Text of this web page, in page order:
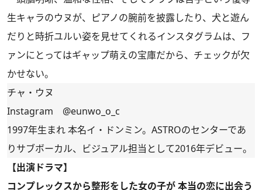
生キャラのウヌが、ピアノの腕前を披露したり、犬と遊ん
だりと時折ユルい姿を見せてくれるインスタグラムは、フ
ァンにとってはギャップ萌えの宝庫だから、チェックが欠
かせない。
チャ・ウヌ
Instagram @eunwo_o_c
1997年生まれ 本名イ・ドンミン。ASTROのセンターであ
りサブボーカル、ビジュアル担当として2016年デビュー。
【出演ドラマ】
コンプレックスから整形をした女の子が 本当の恋に出会う